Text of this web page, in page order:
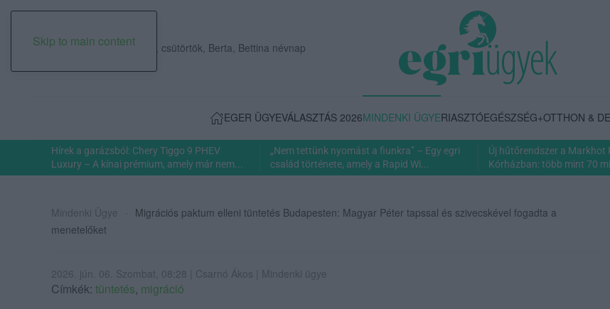
Skip to main content
2026. augusztus 06., csütörtök, Berta, Bettina névnap
EGER ÜGYEVÁLASZTÁS 2026MINDENKI ÜGYERIASZTÓEGÉSZSÉG+OTTHON &
Hírek a garázsból: Chery Tiggo 9 PHEV
Luxury – A kínai prémium, amely már nem...
„Nem tettünk nyomást a fiunkra” – Egy egri
család története, amely a Rapid Wi...
Új hűtőrendszer a Markhot
Kórházban: több mint 70
Mindenki Ügye
Migrációs paktum elleni tüntetés Budapesten: Magyar Péter tapssal és szivecskével fogadta a
menetelőket
2026. jún. 06. Szombat, 08:28 | Csarnó Ákos | Mindenki ügye
Címkék: tüntetés, migráció